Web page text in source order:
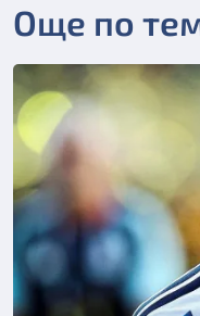
Още по